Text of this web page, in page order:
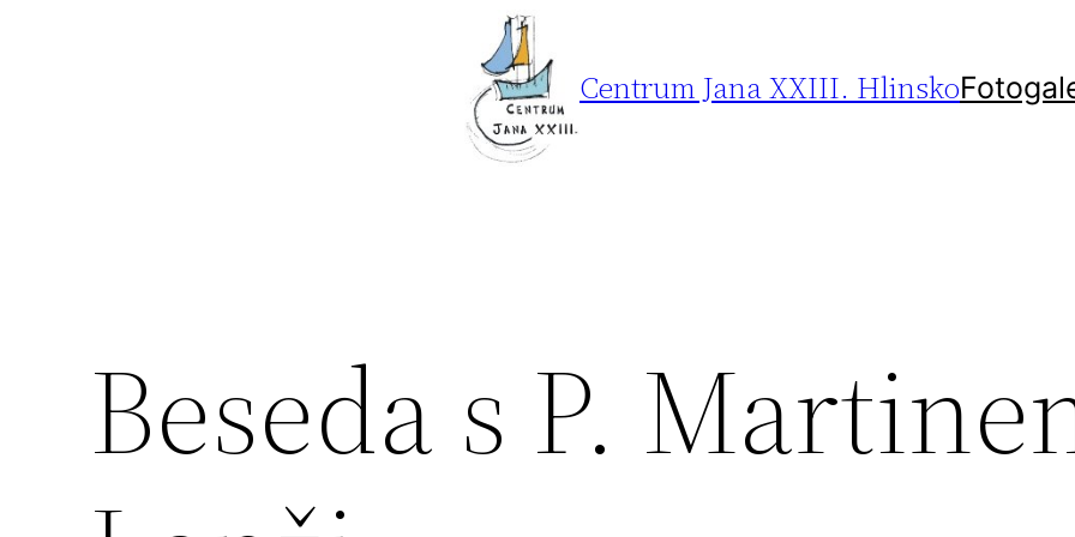
Centrum Jana XXIII. Hlinsko
Beseda s P.